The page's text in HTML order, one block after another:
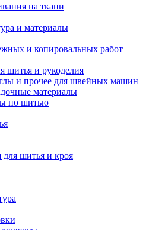
на ткани
и материалы
и копировальных работ
шитья и рукоделия
и прочее для швейных машин
материалы
по шитью
шитья и кроя